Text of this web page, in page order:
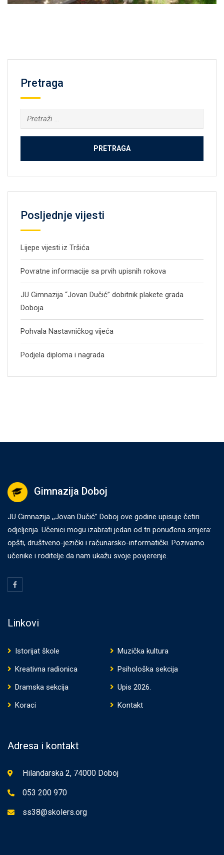
Pretraga
Pretraga:
Posljednje vijesti
Lijepe vijesti iz Tršića
Povratne informacije sa prvih upisnih rokova
JU Gimnazija “Jovan Dučić” dobitnik plakete grada
Doboja
Pohvala Nastavničkog vijeća
Podjela diploma i nagrada
Gimnazija Doboj
JU Gimnazija ,,Jovan Dučić” Doboj ove godine upisuje četiri
odjeljenja. Učenici mogu izabrati jedan od tri ponuđena smjera:
opšti, društveno-jezički i računarsko-informatički. Pozivamo
učenike i roditelje da nam ukažu svoje povjerenje.
Linkovi
Istorijat škole
Muzička kultura
Kreativna radionica
Psihološka sekcija
Dramska sekcija
Upis 2026.
Koraci
Kontakt
Adresa i kontakt
Hilandarska 2, 74000 Doboj
053 200 970
ss38@skolers.org